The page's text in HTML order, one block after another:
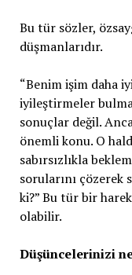
Bu tür sözler,
düşmanlarıdır.
“Benim işim daha
iyileştirmeler
sonuçlar değil.
önemli konu. O
sabırsızlıkla
sorularını çözerek
ki?” Bu tür bir
olabilir.
Düşüncelerinizi